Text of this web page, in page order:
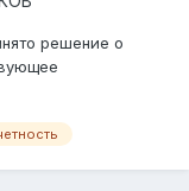
решение о
на бумаге),